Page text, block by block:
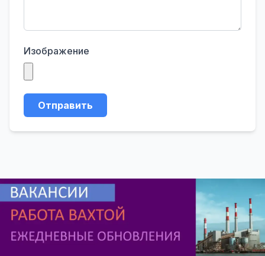
Изображение
Отправить